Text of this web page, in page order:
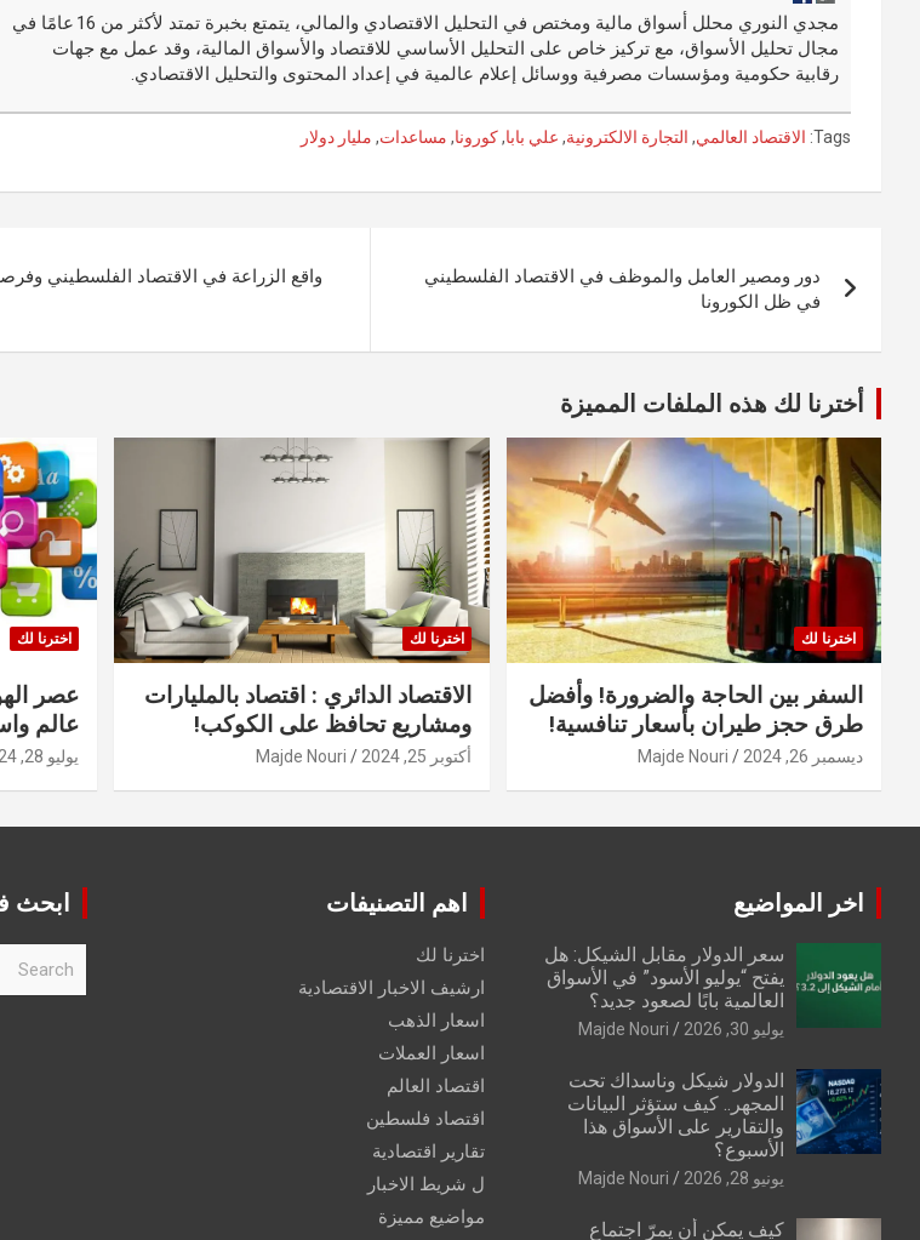
o
o
k
t
t
r
n
er
مجدي النوري محلل أسواق مالية ومختص في التحليل الاقتصادي والمالي، يتمتع بخبرة تمتد لأكثر من 16 عامًا في
مجال تحليل الأسواق، مع تركيز خاص على التحليل الأساسي للاقتصاد والأسواق المالية، وقد عمل مع جهات
رقابية حكومية ومؤسسات مصرفية ووسائل إعلام عالمية في إعداد المحتوى والتحليل الاقتصادي.
Tags: الاقتصاد العالمي, التجارة الالكترونية, علي بابا,كورونا, مساعدات, مليار دولار
المقالات
دور ومصير العامل والموظف في الاقتصاد الفلسطيني
في ظل الكورونا
واقع الزراعة في الاقتصاد الفلسطيني
أخترنا لك هذه الملفات المميزة
اخترنا لك
السفر بين الحاجة والضرورة! وأفضل
طرق حجز طيران بأسعار تنافسية!
ديسمبر 26, 2024 Majde Nouri
اخترنا لك
الاقتصاد الدائري : اقتصاد بالمليارات
ومشاريع تحافظ على الكوكب!
أكتوبر 25, 2024 Majde Nouri
اخترنا لك
عصر
عالم
يوليو 28, 2024
اخر المواضيع
سعر الدولار مقابل الشيكل: هل
يفتح “يوليو الأسود” في الأسواق
العالمية بابًا لصعود جديد؟
يوليو 30, 2026 Majde Nouri
الدولار شيكل وناسداك تحت
المجهر.. كيف ستؤثر البيانات
والتقارير على الأسواق هذا
الأسبوع؟
يونيو 28, 2026 Majde Nouri
كيف يمكن أن يمرّ اجتماع
اهم التصنيفات
اخترنا لك
ارشيف الاخبار الاقتصادية
اسعار الذهب
اسعار العملات
اقتصاد العالم
اقتصاد فلسطين
تقارير اقتصادية
ل شريط الاخبار
مواضيع مميزة
ابحث